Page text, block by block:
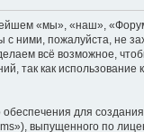
«мы», «наш»,
с ними, пожалуйста, не
всё возможное,
так как
для
выпущенного по